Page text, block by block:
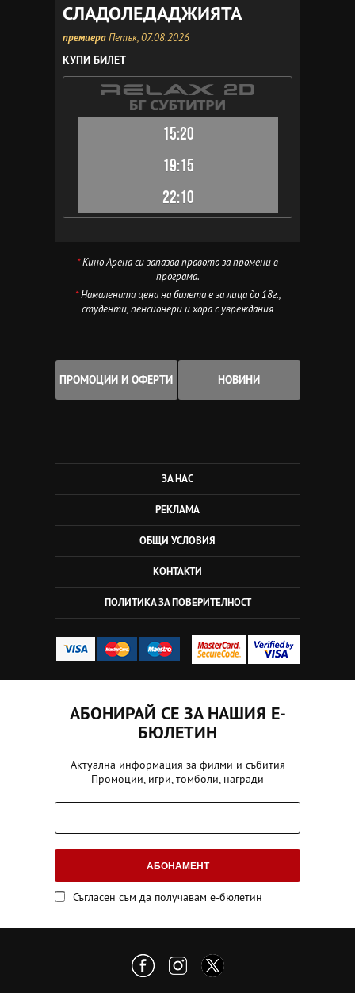
СЛАДОЛЕДАДЖИЯТА
премиераПетък, 07.08.2026
КУПИ БИЛЕТ
15:20
19:15
22:10
*Кино Арена си запазва правото за промени в
програма.
*Намалената цена на билета е за лица до 18г.,
студенти, пенсионери и хора с увреждания
ПРОМОЦИИ И ОФЕРТИ НОВИНИ
ЗА НАС
РЕКЛАМА
ОБЩИ УСЛОВИЯ
КОНТАКТИ
ПОЛИТИКА ЗА ПОВЕРИТЕЛНОСТ
АБОНИРАЙ СЕ ЗА НАШИЯ Е-
БЮЛЕТИН
Актуална информация за филми и събития
Промоции, игри, томболи, награди
АБОНАМЕНТ
Съгласен съм да получавам е-бюлетин